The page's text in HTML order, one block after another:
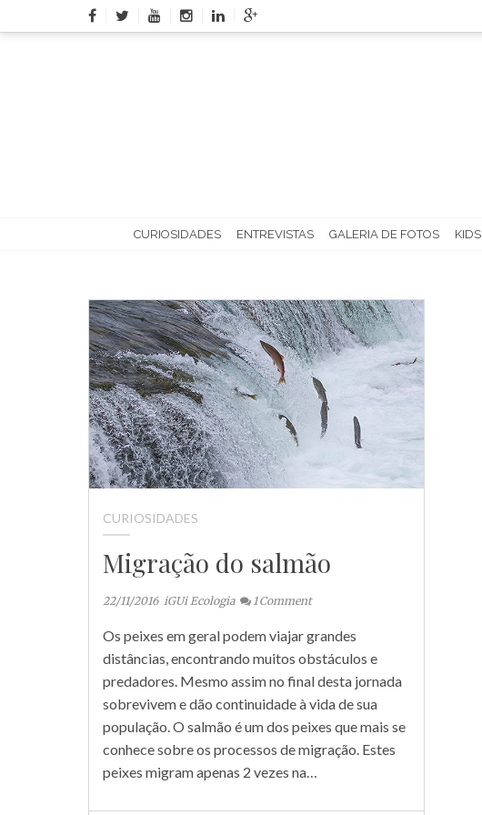
to
CURIOSIDADES ENTREVISTAS GALERIA DE FOTOS KIDS
CURIOSIDADES
Migração do salmão
22/11/2016 iGUi Ecologia 1 Comment
Os peixes em geral podem viajar grandes
distâncias, encontrando muitos obstáculos e
predadores. Mesmo assim no final desta jornada
sobrevivem e dão continuidade à vida de sua
população. O salmão é um dos peixes que mais se
conhece sobre os processos de migração. Estes
peixes migram apenas 2 vezes na…